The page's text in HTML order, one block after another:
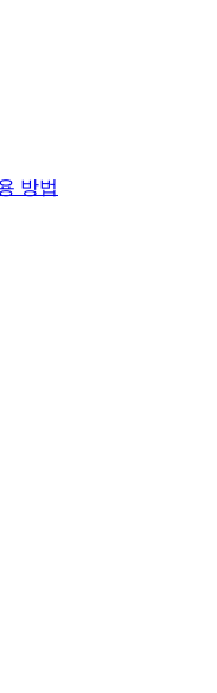
방법